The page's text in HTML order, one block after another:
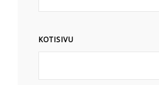
KOTISIVU